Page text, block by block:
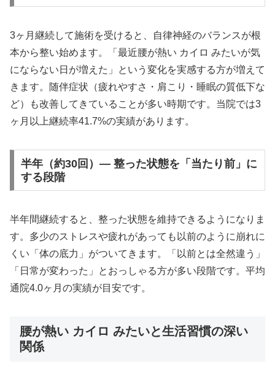
3ヶ月継続して施術を受けると、自律神経のバランスが根
本から整い始めます。「最近腰が熱い カイロ みたいが気
にならない日が増えた」という変化を実感する方が増えて
きます。随伴症状（疲れやすさ・肩こり・睡眠の質低下な
ど）も改善してきていることが多い時期です。当院では3
ヶ月以上継続率41.7%の実績があります。
半年（約30回）— 整った状態を「当たり前」に
する段階
半年間継続すると、整った状態を維持できるようになりま
す。多少のストレスや疲れがあっても以前のように崩れに
くい「体の底力」がついてきます。「以前とは全然違う」
「日常が変わった」とおっしゃる方が多い段階です。平均
通院4.0ヶ月の実績が目安です。
腰が熱い カイロ みたいと生活習慣の深い
関係